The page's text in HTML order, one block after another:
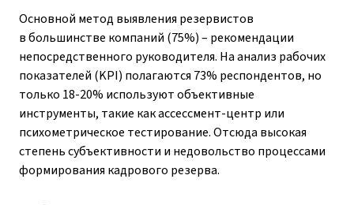
Основной метод выявления резервистов
в большинстве компаний (75%) – рекомендации
непосредственного руководителя. На анализ рабочих
показателей (KPI) полагаются 73% респондентов, но
только 18-20% используют объективные
инструменты, такие как ассессмент-центр или
психометрическое тестирование. Отсюда высокая
степень субъективности и недовольство процессами
формирования кадрового резерва.